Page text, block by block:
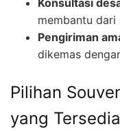
membantu
Pengiriman
dikemas
Pilihan
yang